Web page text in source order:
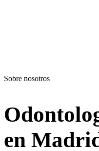
Sobre nosotros
en